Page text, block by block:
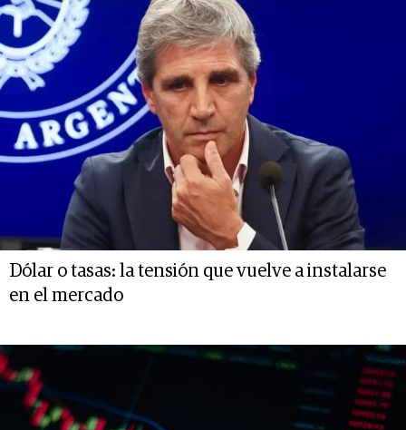
Dólar o tasas: la tensión que vuelve a instalarse
en el mercado